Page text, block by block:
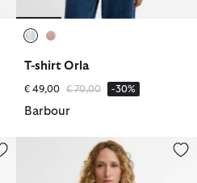
T-shirt Orla
€ 49,00 Prezzo ridotto da
€ 70,00a -30%
Barbour